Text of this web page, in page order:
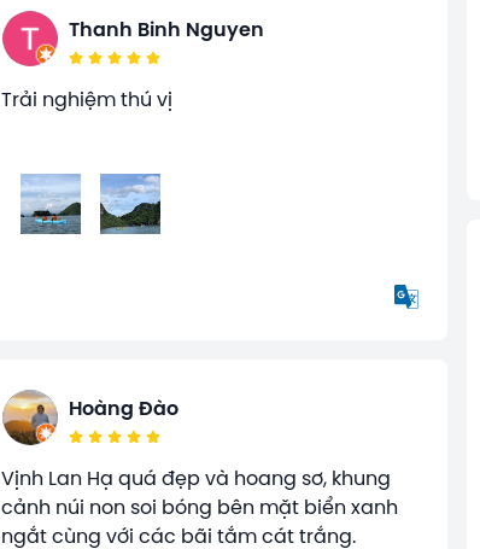
Thanh Binh Nguyen
Trải nghiệm thú vị
Hoàng Đào
Vịnh Lan Hạ quá đẹp và hoang sơ, khung
cảnh núi non soi bóng bên mặt biển xanh
ngắt cùng với các bãi tắm cát trắng.